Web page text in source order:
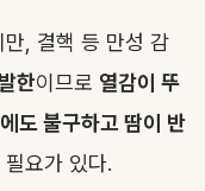
, 결핵 등 만성 감
한이므로 열감이 뚜
도 불구하고 땀이 반
요가 있다.